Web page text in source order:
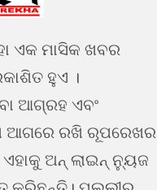
ଏକ ମାସିକ ଖବର
ହୁଏ ।
ଆଗ୍ରହ ଏବଂ
ଆଗରେ ରଖି ରୂପରେଖର
ଅନ୍ ଲାଇନ୍ ନ୍ୟୁଜ